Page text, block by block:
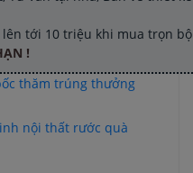
tới 10 triệu khi mua trọn
!
thăm trúng thưởng
nội thất rước quà